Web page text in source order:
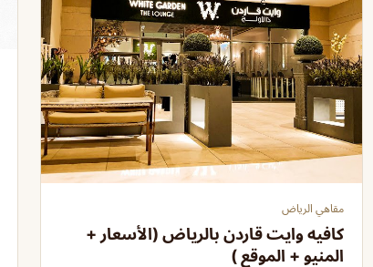
مقاهي الرياض
كافيه وايت قاردن بالرياض (الأسعار +
المنيو + الموقع )